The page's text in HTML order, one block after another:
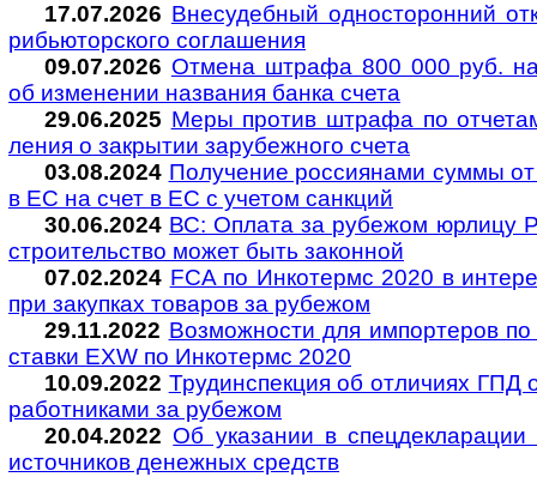
17.07.2026 Внесудебный односторонний
рибь­ю­тор­ского согла­шения
09.07.2026 Отмена штрафа 800 000 руб.
об изме­не­нии наз­ва­ния банка счета
29.06.2025 Меры против штрафа по
ле­ния о закры­тии за­ру­беж­ного счета
03.08.2024 Получение россиянами суммы
в ЕС на счет в ЕС с уче­том сан­кций
30.06.2024 ВС: Оплата за рубе­жом юрлицу
стро­и­те­ль­ство может быть закон­ной
07.02.2024 FCA по Ин­ко­термс 2020 в
при за­куп­ках то­ва­ров за ру­бежом
29.11.2022 Воз­мож­нос­ти для им­пор­те­ров
став­ки EXW по Ин­ко­термс 2020
10.09.2022 Трудинспекция об от­ли­чиях
ра­бот­ни­ка­ми за ру­бе­жом
20.04.2022 Об указании в
источ­ни­ков дене­ж­ных средств